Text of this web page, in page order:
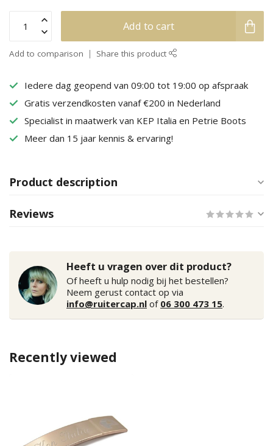
Add to cart
Add to comparison Share this product
Iedere dag geopend van 09:00 tot 19:00 op afspraak
Gratis verzendkosten vanaf €200 in Nederland
Specialist in maatwerk van KEP Italia en Petrie Boots
Meer dan 15 jaar kennis & ervaring!
Product description
Reviews
Heeft u vragen over dit product?
Of heeft u hulp nodig bij het bestellen?
Neem gerust contact op via
info@ruitercap.nl of 06 300 473 15.
Recently viewed